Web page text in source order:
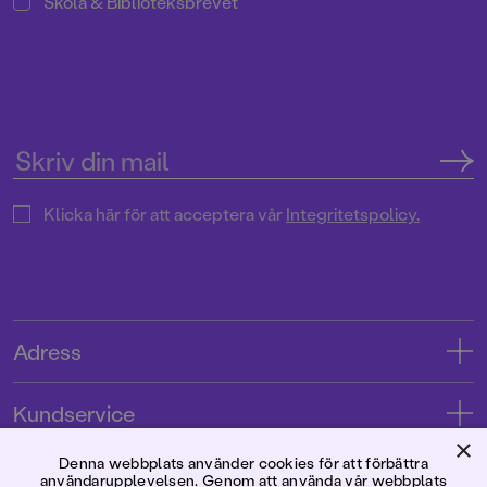
Klicka här för att acceptera vårIntegritetspolicy.
Adress
Tryckerigatan 4
Kundservice
Kontakta oss
Förlaget
×
Denna webbplats använder cookies för att förbättra
användarupplevelsen. Genom att använda vår webbplats